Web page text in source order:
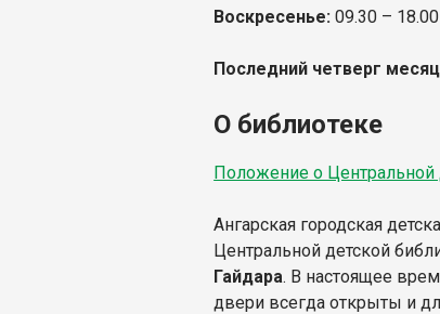
Воскресенье:09.30 – 18.00
Последний четверг
О библиотеке
Положение о Центральной
Ангарская городская
Центральной детской
Гайдара. В настоящее
двери всегда открыты и